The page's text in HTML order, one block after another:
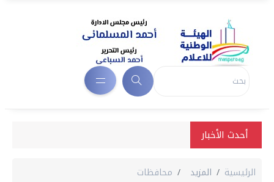
أحدث الأخبار
الرئيسية المزيد محافظات